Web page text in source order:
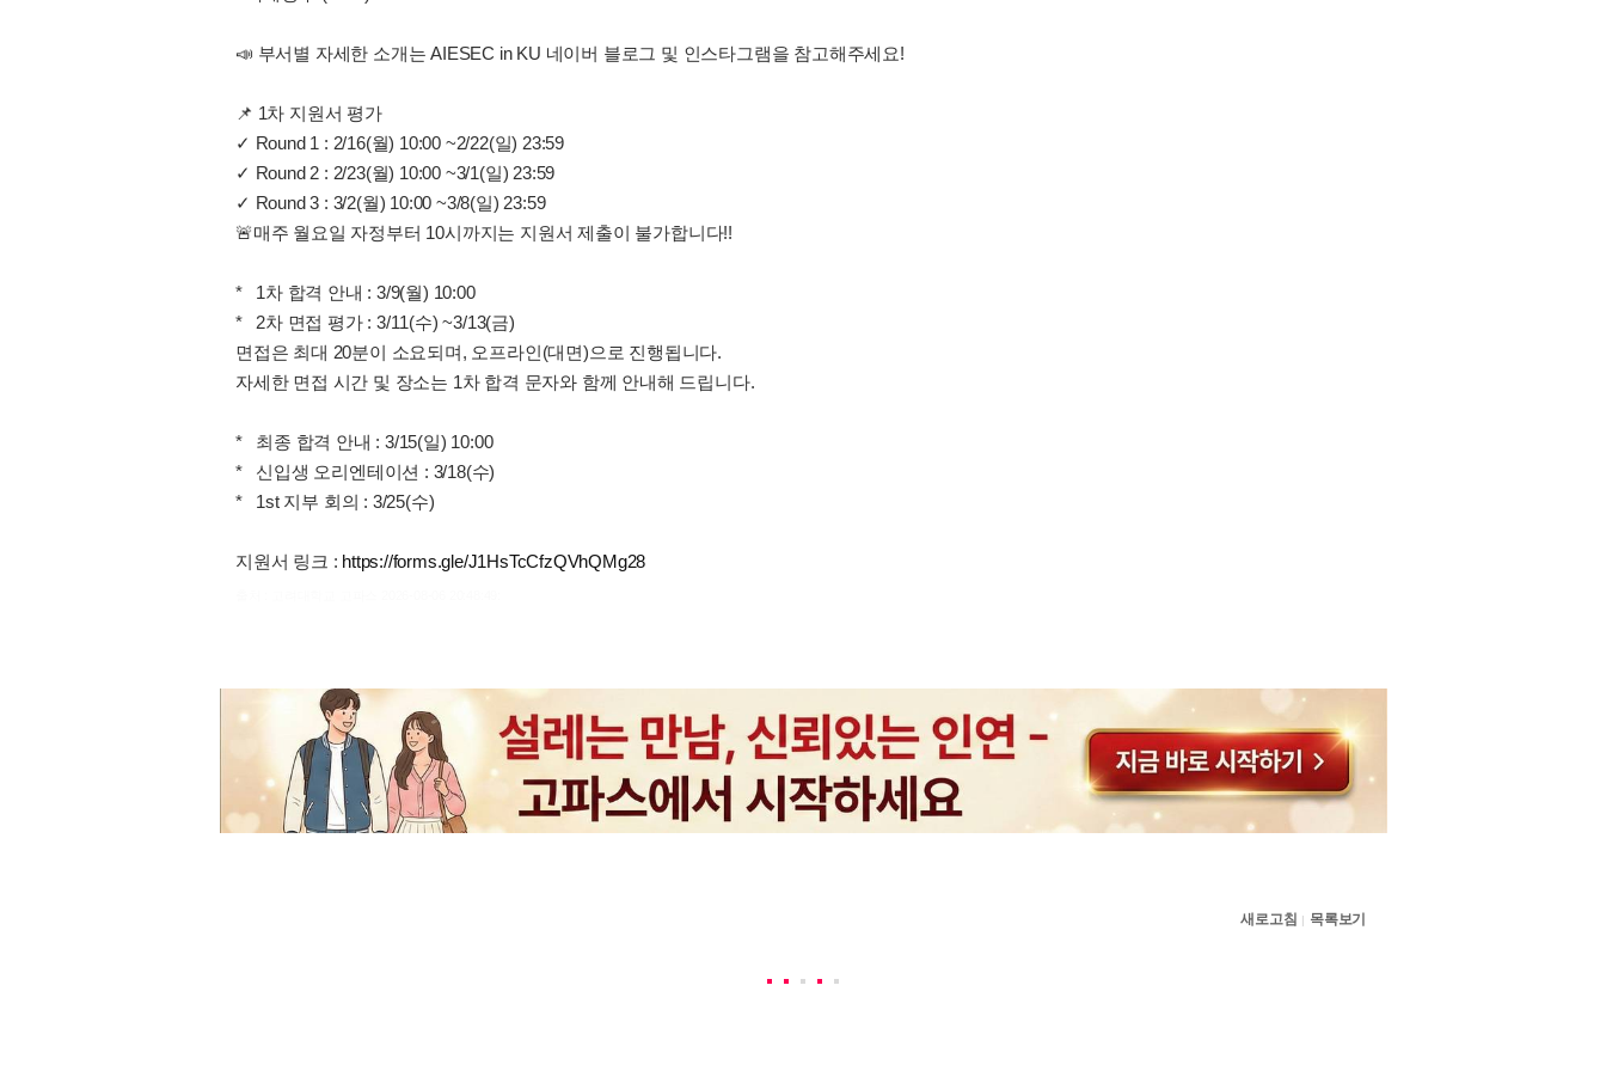
📣 부서별 자세한 소개는 AIESEC in KU 네이버 블로그 및 인스타그램을 참고해주세요!
📌 1차 지원서 평가
✓ Round 1 : 2/16(월) 10:00 ~2/22(일) 23:59
✓ Round 2 : 2/23(월) 10:00 ~3/1(일) 23:59
✓ Round 3 : 3/2(월) 10:00 ~3/8(일) 23:59
🚨매주 월요일 자정부터 10시까지는 지원서 제출이 불가합니다!!
* 1차 합격 안내 : 3/9(월) 10:00
* 2차 면접 평가 : 3/11(수) ~3/13(금)
면접은 최대 20분이 소요되며, 오프라인(대면)으로 진행됩니다.
자세한 면접 시간 및 장소는 1차 합격 문자와 함께 안내해 드립니다.
* 최종 합격 안내 : 3/15(일) 10:00
* 신입생 오리엔테이션 : 3/18(수)
* 1st 지부 회의 : 3/25(수)
지원서 링크 : https://forms.gle/J1HsTcCfzQVhQMg28
새로고침 | 목록보기